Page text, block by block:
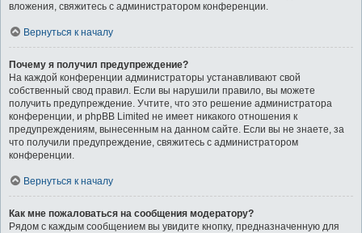
вложения, свяжитесь с администратором конференции.
Вернуться к началу
Почему я получил предупреждение?
На каждой конференции администраторы устанавливают свой
собственный свод правил. Если вы нарушили правило, вы можете
получить предупреждение. Учтите, что это решение администратора
конференции, и phpBB Limited не имеет никакого отношения к
предупреждениям, вынесенным на данном сайте. Если вы не знаете, за
что получили предупреждение, свяжитесь с администратором
конференции.
Вернуться к началу
Как мне пожаловаться на сообщения модератору?
Рядом с каждым сообщением вы увидите кнопку, предназначенную для